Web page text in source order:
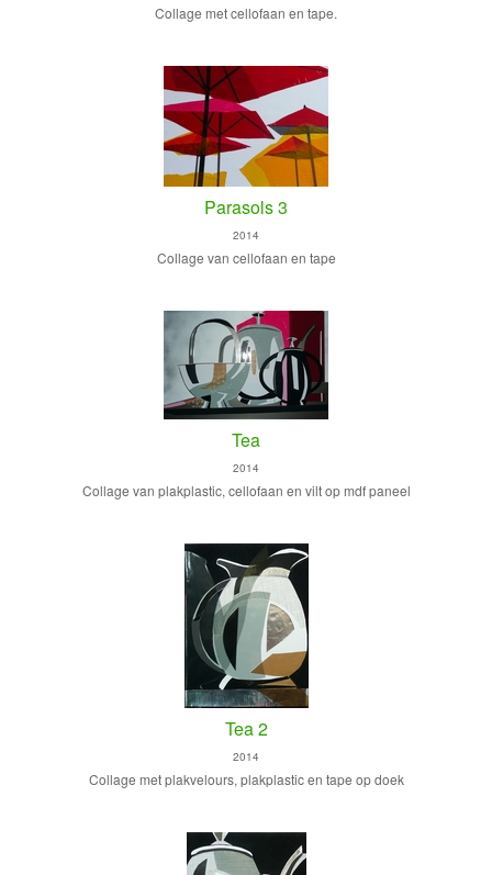
Collage met cellofaan en tape.
Parasols 3
2014
Collage van cellofaan en tape
Tea
2014
Collage van plakplastic, cellofaan en vilt op mdf paneel
Tea 2
2014
Collage met plakvelours, plakplastic en tape op doek